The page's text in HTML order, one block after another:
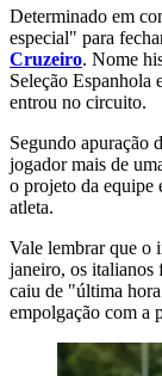
Determinado em
especial" para
Cruzeiro. Nome
Seleção Espanhola
entrou no circuito.
Segundo apuração
jogador mais de
o projeto da equipe
atleta.
Vale lembrar que o
janeiro, os italianos
caiu de "última
empolgação com a